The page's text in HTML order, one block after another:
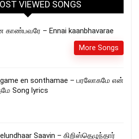
VIEWED SONGS
– Ennai kaanbhavarae
More Songs
en sonthamae – பரலோகமே என்
Song lyrics
Saavin – கிறிஸ்தெழுந்தார்